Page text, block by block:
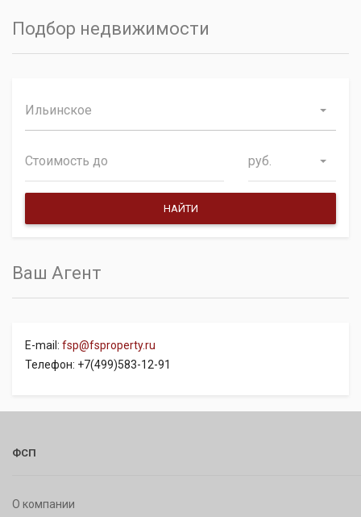
Подбор недвижимости
Ильинское
руб.
Ваш Агент
E-mail: fsp@fsproperty.ru
Телефон: +7(499)583-12-91
ФСП
О компании